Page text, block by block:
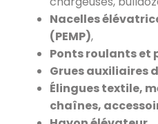
Nacelles
(PEMP),
Ponts roulants et
Grues auxiliaires
Élingues textile,
chaînes,